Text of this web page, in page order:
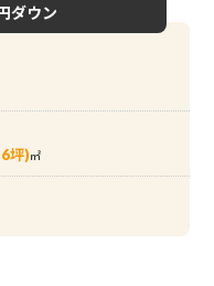
ダウン
坪)㎡